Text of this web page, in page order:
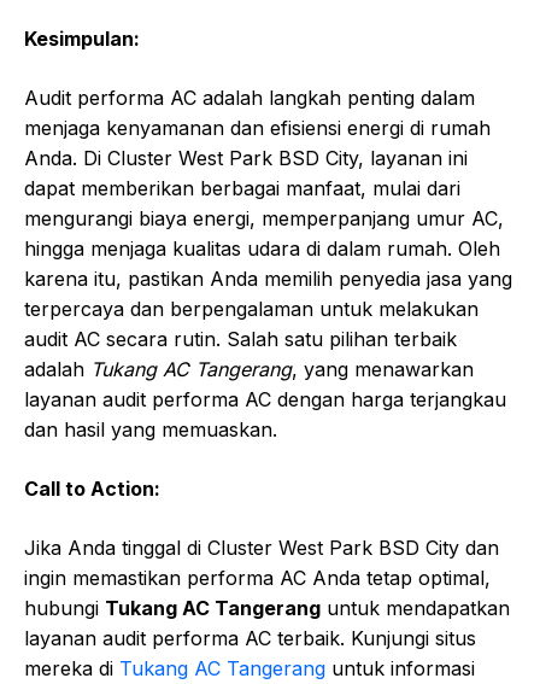
Kesimpulan:
Audit performa AC adalah langkah penting dalam
menjaga kenyamanan dan efisiensi energi di rumah
Anda. Di Cluster West Park BSD City, layanan ini
dapat memberikan berbagai manfaat, mulai dari
mengurangi biaya energi, memperpanjang umur AC,
hingga menjaga kualitas udara di dalam rumah. Oleh
karena itu, pastikan Anda memilih penyedia jasa yang
terpercaya dan berpengalaman untuk melakukan
audit AC secara rutin. Salah satu pilihan terbaik
adalah Tukang AC Tangerang, yang menawarkan
layanan audit performa AC dengan harga terjangkau
dan hasil yang memuaskan.
Call to Action:
Jika Anda tinggal di Cluster West Park BSD City dan
ingin memastikan performa AC Anda tetap optimal,
hubungi Tukang AC Tangerang untuk mendapatkan
layanan audit performa AC terbaik. Kunjungi situs
mereka di Tukang AC Tangerang untuk informasi